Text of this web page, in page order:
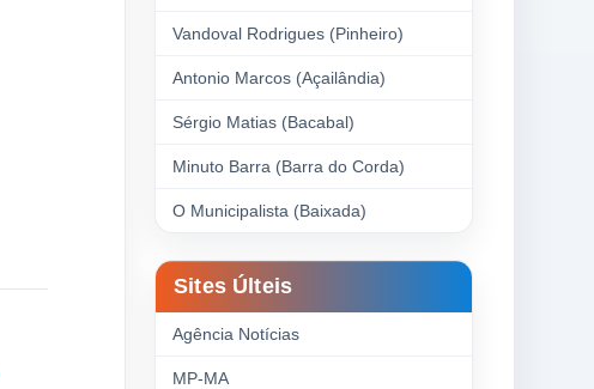
Vandoval Rodrigues (Pinheiro)
Antonio Marcos (Açailândia)
Sérgio Matias (Bacabal)
Minuto Barra (Barra do Corda)
O Municipalista (Baixada)
Sites Últeis
Agência Notícias
MP-MA